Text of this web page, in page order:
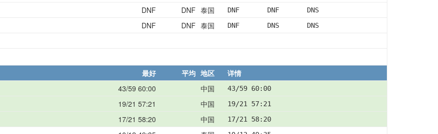
DNF DNF 泰国 DNF       DNF       DNS
DNF DNF 泰国 DNF       DNS       DNS
最好 平均 地区
详情
43/59 60:00 中国 43/59 60:00
19/21 57:21 中国 19/21 57:21
17/21 58:20 中国 17/21 58:20